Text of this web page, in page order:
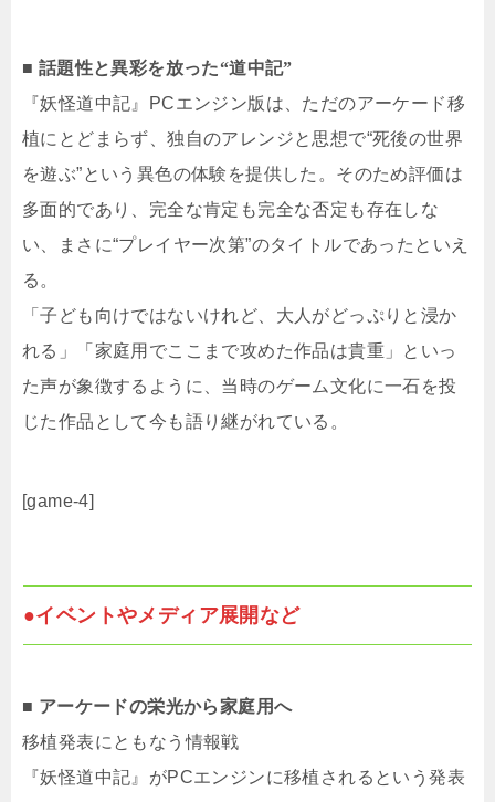
■ 話題性と異彩を放った“道中記”
『妖怪道中記』PCエンジン版は、ただのアーケード移
植にとどまらず、独自のアレンジと思想で“死後の世界
を遊ぶ”という異色の体験を提供した。そのため評価は
多面的であり、完全な肯定も完全な否定も存在しな
い、まさに“プレイヤー次第”のタイトルであったといえ
る。
「子ども向けではないけれど、大人がどっぷりと浸か
れる」「家庭用でここまで攻めた作品は貴重」といっ
た声が象徴するように、当時のゲーム文化に一石を投
じた作品として今も語り継がれている。
[game-4]
●イベントやメディア展開など
■ アーケードの栄光から家庭用へ
移植発表にともなう情報戦
『妖怪道中記』がPCエンジンに移植されるという発表